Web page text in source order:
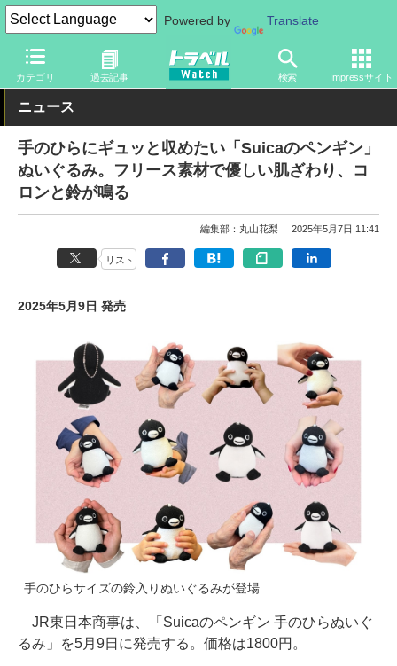
Powered by Translate
カテゴリ 過去記事 検索 Impressサイト
トラベル Watch 旅のアイテム 旅行グッズ 生活雑貨
ニュース
手のひらにギュッと収めたい「Suicaのペンギン」
ぬいぐるみ。フリース素材で優しい肌ざわり、コ
ロンと鈴が鳴る
編集部：丸山花梨 2025年5月7日 11:41
リスト
2025年5月9日 発売
手のひらサイズの鈴入りぬいぐるみが登場
JR東日本商事は、「Suicaのペンギン 手のひらぬいぐ
るみ」を5月9日に発売する。価格は1800円。